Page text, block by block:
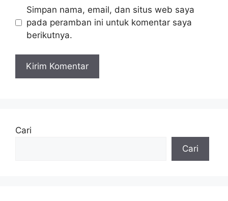
Simpan nama, email, dan situs web saya
pada peramban ini untuk komentar saya
berikutnya.
Cari
Cari